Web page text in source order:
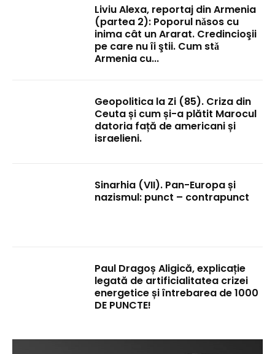
Liviu Alexa, reportaj din Armenia
(partea 2): Poporul nǎsos cu
inima cât un Ararat. Credincioşii
pe care nu îi ştii. Cum stǎ
Armenia cu...
Geopolitica la Zi (85). Criza din
Ceuta și cum și-a plătit Marocul
datoria față de americani și
israelieni.
Sinarhia (VII). Pan-Europa și
nazismul: punct – contrapunct
Paul Dragoș Aligică, explicație
legată de artificialitatea crizei
energetice și întrebarea de 1000
DE PUNCTE!